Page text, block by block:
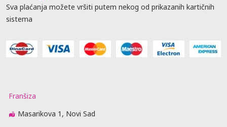
Sva plaćanja možete vršiti putem nekog od prikazanih kartičnih
sistema
Franšiza
Masarikova 1, Novi Sad